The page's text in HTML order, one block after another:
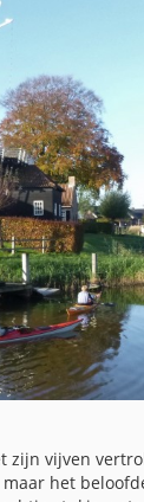
zijn vijven
het